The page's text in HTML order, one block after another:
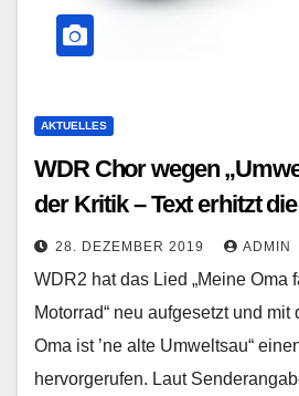
AKTUELLES
WDR Chor wegen
der Kritik – Text erhitzt
28. DEZEMBER 2019 ADMIN
WDR2 hat das Lied „Meine Oma
Motorrad“ neu aufgesetzt und mit
Oma ist ’ne alte Umweltsau“
hervorgerufen. Laut